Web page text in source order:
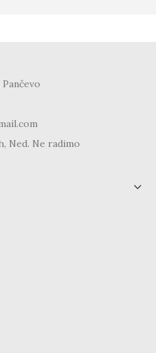
Ned. Ne radimo